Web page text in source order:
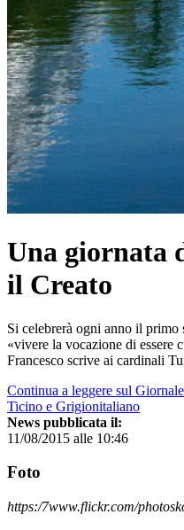
Una giornata
il Creato
Si celebrerà ogni anno il primo
«vivere la vocazione di essere
Francesco scrive ai cardinali
Continua a leggere sul
Ticino e Grigionitaliano
News pubblicata il:
11/08/2015 alle 10:46
Foto
https:/7www.flickr.com/